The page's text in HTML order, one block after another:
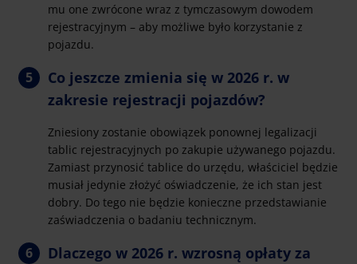
mu one zwrócone wraz z tymczasowym dowodem
rejestracyjnym – aby możliwe było korzystanie z
pojazdu.
Co jeszcze zmienia się w 2026 r. w
zakresie rejestracji pojazdów?
Zniesiony zostanie obowiązek ponownej legalizacji
tablic rejestracyjnych po zakupie używanego pojazdu.
Zamiast przynosić tablice do urzędu, właściciel będzie
musiał jedynie złożyć oświadczenie, że ich stan jest
dobry. Do tego nie będzie konieczne przedstawianie
zaświadczenia o badaniu technicznym.
Dlaczego w 2026 r. wzrosną opłaty za